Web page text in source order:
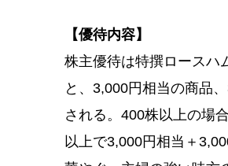
【優待内容】
株主優待は特撰ロースハ
と、3,000円相当の商品
される。400株以上の場
以上で3,000円相当＋